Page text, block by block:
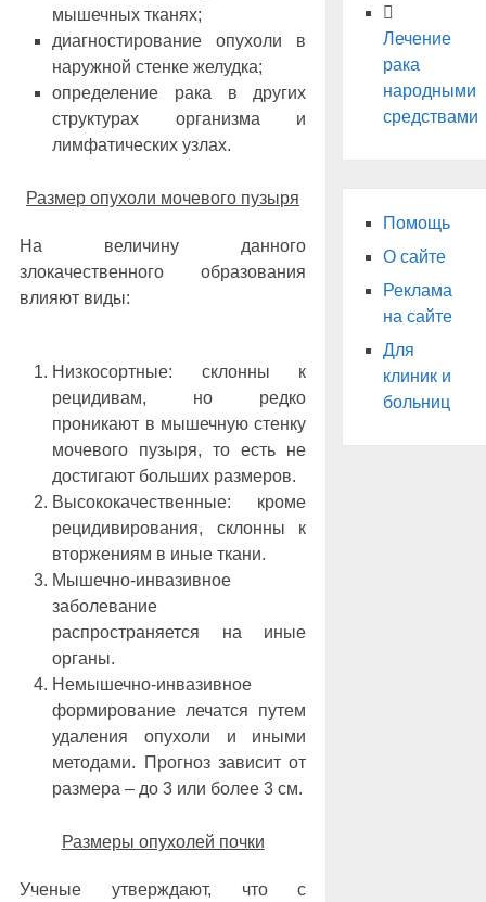
мышечных тканях;
диагностирование опухоли в
наружной стенке желудка;
определение рака в других
структурах организма и
лимфатических узлах.
Размер опухоли мочевого пузыря
На величину данного
злокачественного образования
влияют виды:
Низкосортные: склонны к
рецидивам, но редко
проникают в мышечную стенку
мочевого пузыря, то есть не
достигают больших размеров.
Высококачественные: кроме
рецидивирования, склонны к
вторжениям в иные ткани.
Мышечно-инвазивное
заболевание
распространяется на иные
органы.
Немышечно-инвазивное
формирование лечатся путем
удаления опухоли и иными
методами. Прогноз зависит от
размера ‒ до 3 или более 3 см.
Размеры опухолей почки
Ученые утверждают, что с
Лечение
рака
народными
средствами
Помощь
О сайте
Реклама
на сайте
Для
клиник и
больниц